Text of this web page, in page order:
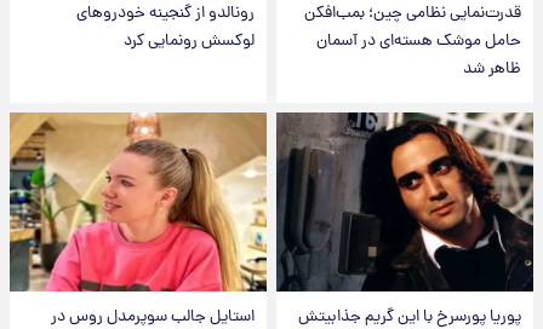
قدرت‌نمایی نظامی چین؛ بمب‌افکن
حامل موشک هسته‌ای در آسمان
ظاهر شد
رونالدو از گنجینه خودروهای
لوکسش رونمایی کرد
پوریا پورسرخ با این گریم جذابیتش استایل جالب سوپرمدل روس در